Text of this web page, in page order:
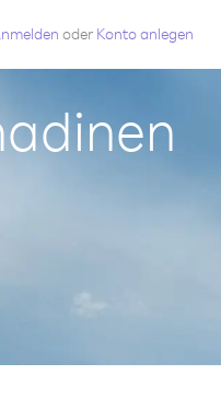
oder Konto anlegen